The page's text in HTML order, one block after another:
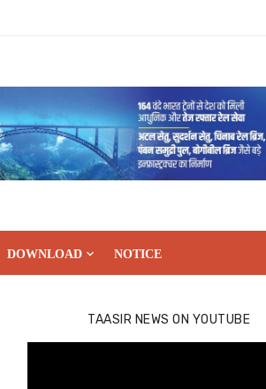
DOWNLOAD NOTICE
TAASIR NEWS ON YOUTUBE